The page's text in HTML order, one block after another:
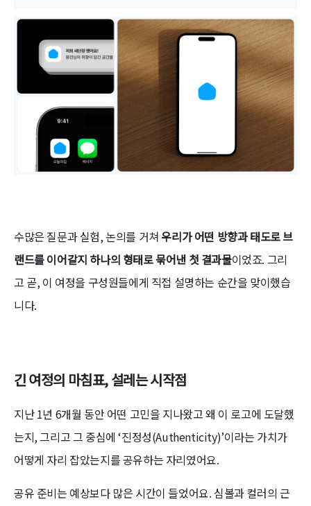
수많은 질문과 실험, 논의를 거쳐 우리가 어떤 방향과 태도로 브
랜드를 이어갈지 하나의 형태로 묶어낸 첫 결과물이었죠. 그리
고 곧, 이 여정을 구성원들에게 직접 설명하는 순간을 맞이했습
니다.
긴 여정의 마침표, 설레는 시작점
지난 1년 6개월 동안 어떤 고민을 지나왔고 왜 이 로고에 도달했
는지, 그리고 그 중심에 ‘진정성(Authenticity)’이라는 가치가
어떻게 자리 잡았는지를 공유하는 자리였어요.
공유 준비는 예상보다 많은 시간이 들었어요. 심볼과 컬러의 근